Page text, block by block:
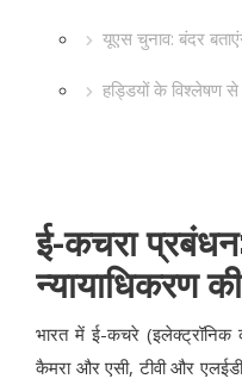
यूएस चुनाव: बंदर
हड्डियों के विश्लेषण
ई-कचरा
न्यायाधिकरण
भारत में ई-कचरे (इलेक्ट्रॉनिक
कैमरा और एसी, टीवी और